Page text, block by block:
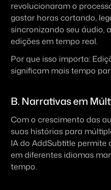
revolucionaram o
gastar horas cortando,
sincronizando seu áudio,
edições em tempo real.
Por que isso importa:
significam mais tempo
B. Narrativas em
Com o crescimento das
suas histórias para
IA do AddSubtitle permite
em diferentes idiomas
tempo.